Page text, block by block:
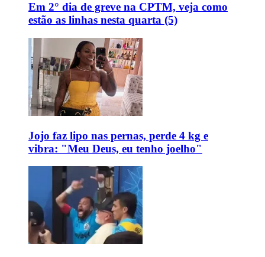
Em 2° dia de greve na CPTM, veja como
estão as linhas nesta quarta (5)
Jojo faz lipo nas pernas, perde 4 kg e
vibra: "Meu Deus, eu tenho joelho"